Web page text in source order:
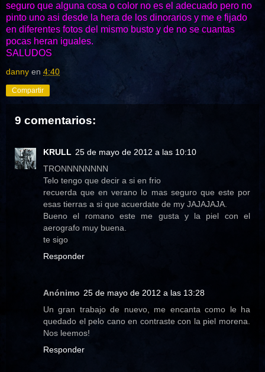
seguro que alguna cosa o color no es el adecuado pero no
pinto uno asi desde la hera de los dinorarios y me e fijado
en diferentes fotos del mismo busto y de no se cuantas
pocas heran iguales.
SALUDOS
danny en 4:40
Compartir
9 comentarios:
KRULL 25 de mayo de 2012 a las 10:10
TRONNNNNNNN
Telo tengo que decir a si en frio
recuerda que en verano lo mas seguro que este por
esas tierras a si que acuerdate de my JAJAJAJA.
Bueno el romano este me gusta y la piel con el
aerografo muy buena.
te sigo
Responder
Anónimo 25 de mayo de 2012 a las 13:28
Un gran trabajo de nuevo, me encanta como le ha
quedado el pelo cano en contraste con la piel morena.
Nos leemos!
Responder